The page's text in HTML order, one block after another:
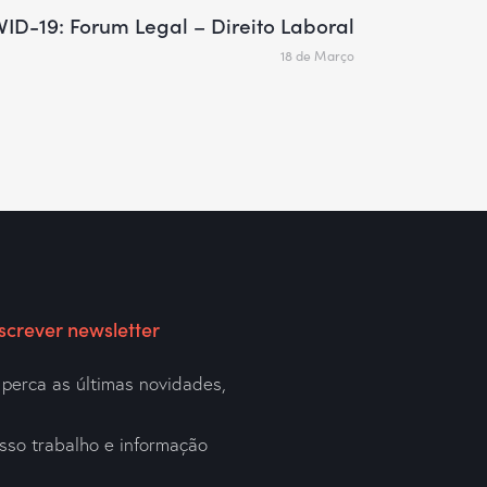
19: Forum Legal – Direito Laboral
18 de Março
newsletter
as últimas novidades,
trabalho e informação